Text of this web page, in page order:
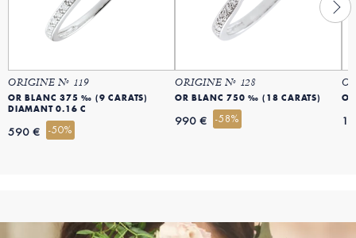
ORIGINE Nº 119
OR BLANC 375 ‰ (9 CARATS)
DIAMANT 0.16 C
590 € -50%
ORIGINE Nº 128
OR BLANC 750 ‰ (18 CARATS)
990 € -58%